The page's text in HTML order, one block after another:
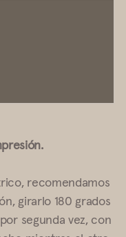
recomendamos
girarlo 180 grados
segunda vez, con